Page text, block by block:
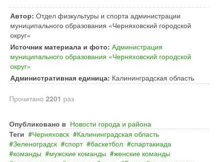
Автор: Отдел физкультуры и спорта администрации
муниципального образования «Черняховский городской
округ»
Источник материала и фото: Администрация
муниципального образования «Черняховский городской
округ»
Административная единица: Калининградская область
Прочитано 2201 раз
Опубликовано в Новости города и района
Теги
Черняховск
Калининградская область
Зеленоградск
спорт баскетбол
спартакиада
команды
мужские команды
женские команды